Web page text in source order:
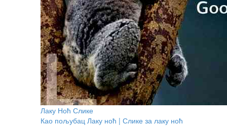
Лаку Ноћ Слике
Као пољубац Лаку ноћ | Слике за лаку ноћ